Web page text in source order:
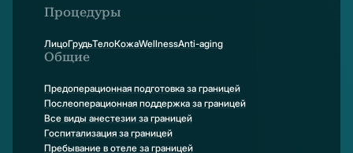
Процедуры
ЛицоГрудьТелоКожаWellnessAnti-aging
Общие
Предоперационная подготовка за границей
Послеоперационная поддержка за границей
Все виды анестезии за границей
Госпитализация за границей
Пребывание в отеле за границей